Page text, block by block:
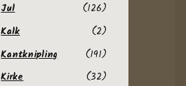
Jul
(126)
Kalk
(2)
Kantknipling
(191)
Kirke
(32)